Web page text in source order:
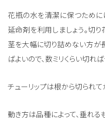
花瓶の水を清潔に保つために
延命剤を利用しましょう。切
茎を大幅に切り詰めない方が
ばよいので、数ミリくらい切れ
チューリップは根から切られて
動き方は品種によって、垂れ